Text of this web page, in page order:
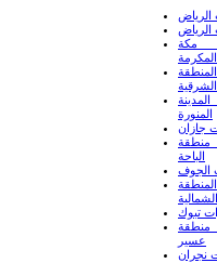
الرياض
الرياض
مكة
المكرمة
الشرقية
المنورة
جازان
منطقة
الباحة
الجوف
الشمالية
تبوك
منطقة
عسير
نجران